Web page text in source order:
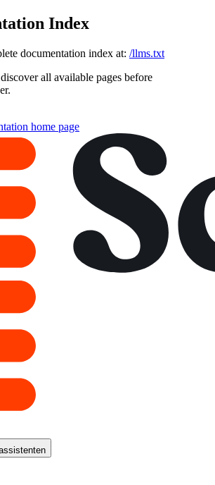
Index
documentation index at: /llms.txt
all available pages before
home page